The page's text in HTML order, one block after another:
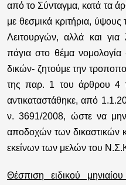
από το Σύνταγμα, κατά τα
με θεσμικά κριτήρια,
Λειτουργών, αλλά και
πάγια στο θέμα
δικών- ζητούμε την
της παρ. 1 του άρθρου 4
αντικαταστάθηκε, από
ν. 3691/2008, ώστε να
αποδοχών των δικαστικών
εκείνων των μελών του
Θέσπιση ειδικού